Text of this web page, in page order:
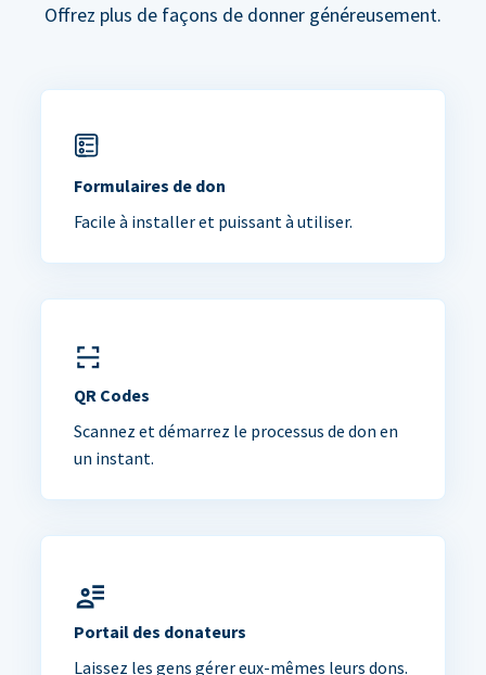
Offrez plus de façons de donner généreusement.
Formulaires de don
Facile à installer et puissant à utiliser.
QR Codes
Scannez et démarrez le processus de don en
un instant.
Portail des donateurs
Laissez les gens gérer eux-mêmes leurs dons.